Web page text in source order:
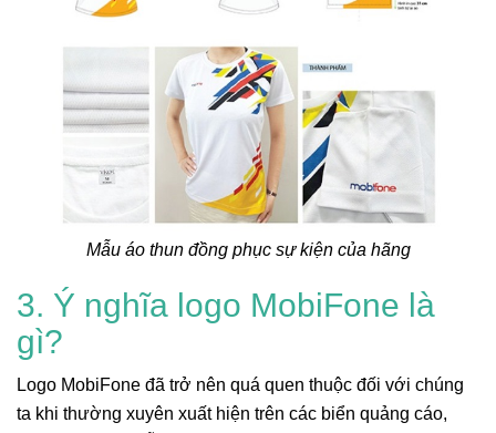
Mẫu áo thun đồng phục sự kiện của hãng
3. Ý nghĩa logo MobiFone là
gì?
Logo MobiFone đã trở nên quá quen thuộc đối với chúng
ta khi thường xuyên xuất hiện trên các biển quảng cáo,